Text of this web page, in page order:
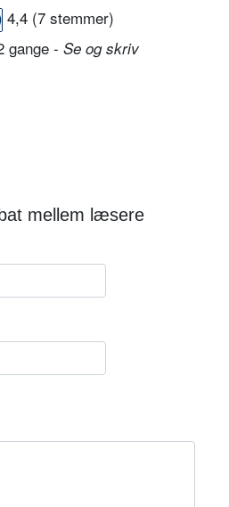
4,4 (7 stemmer)
gange - Se og skriv
mellem læsere